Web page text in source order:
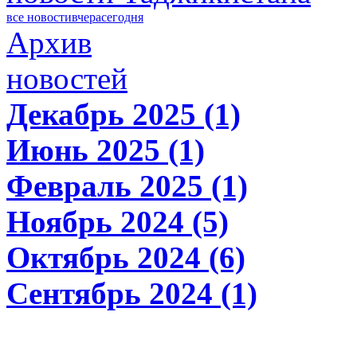
все новостивчерасегодня
Архив
новостей
Декабрь 2025 (1)
Июнь 2025 (1)
Февраль 2025 (1)
Ноябрь 2024 (5)
Октябрь 2024 (6)
Сентябрь 2024 (1)